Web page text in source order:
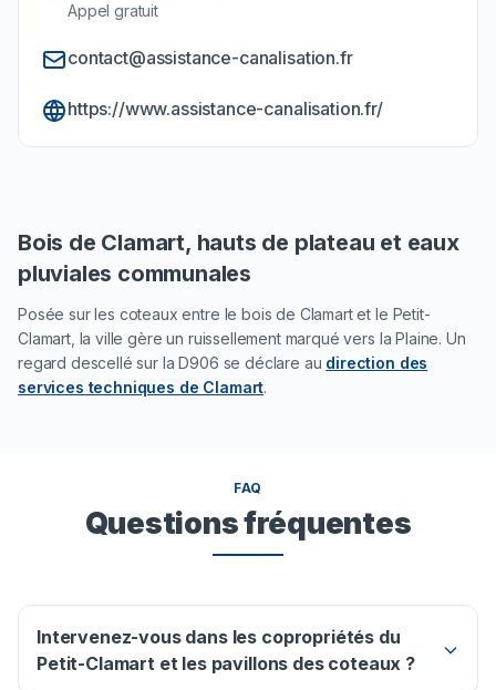
Appel gratuit
contact@assistance-canalisation.fr
https://www.assistance-canalisation.fr/
Bois de Clamart, hauts de plateau et eaux
pluviales communales
Posée sur les coteaux entre le bois de Clamart et le Petit-
Clamart, la ville gère un ruissellement marqué vers la Plaine. Un
regard descellé sur la D906 se déclare au direction des
services techniques de Clamart.
FAQ
Questions fréquentes
Intervenez-vous dans les copropriétés du
Petit-Clamart et les pavillons des coteaux ?